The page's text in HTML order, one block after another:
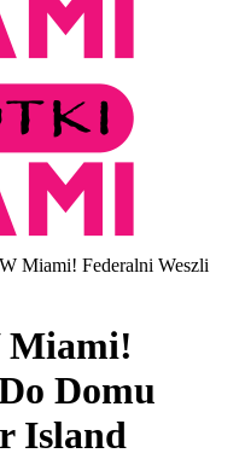
Miami! Federalni Weszli
Miami!
Domu
Island